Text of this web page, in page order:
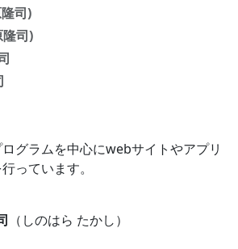
司)
司)
グラムを中心にwebサイトやアプリ
っています。
（しのはら たかし）